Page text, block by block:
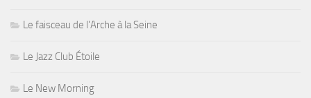
Le faisceau de l'Arche à la Seine
Le Jazz Club Étoile
Le New Morning